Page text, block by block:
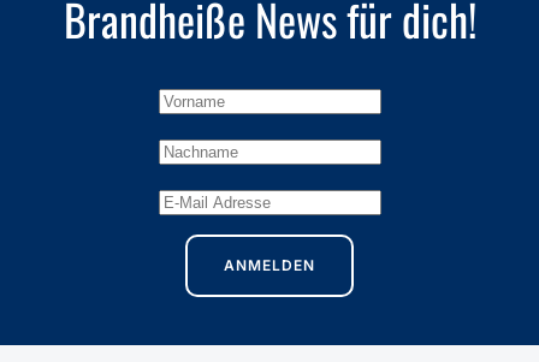
Brandheiße News für dich!
ANMELDEN